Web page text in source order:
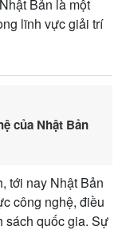
Bản là một
lĩnh vực giải trí
của Nhật Bản
tới nay Nhật Bản
công nghệ, điều
sách quốc gia. Sự